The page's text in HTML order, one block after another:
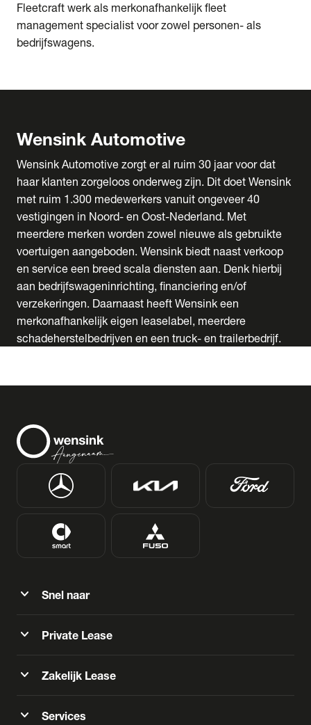
Fleetcraft werk als merkonafhankelijk fleet
management specialist voor zowel personen- als
bedrijfswagens.
Wensink Automotive
Wensink Automotive zorgt er al ruim 30 jaar voor dat
haar klanten zorgeloos onderweg zijn. Dit doet Wensink
met ruim 1.300 medewerkers vanuit ongeveer 40
vestigingen in Noord- en Oost-Nederland. Met
meerdere merken worden zowel nieuwe als gebruikte
voertuigen aangeboden. Wensink biedt naast verkoop
en service een breed scala diensten aan. Denk hierbij
aan bedrijfswageninrichting, financiering en/of
verzekeringen. Daarnaast heeft Wensink een
merkonafhankelijk eigen leaselabel, meerdere
schadeherstelbedrijven en een truck- en trailerbedrijf.
expand_more Snel naar
expand_more Private Lease
expand_more Zakelijk Lease
expand_more Services